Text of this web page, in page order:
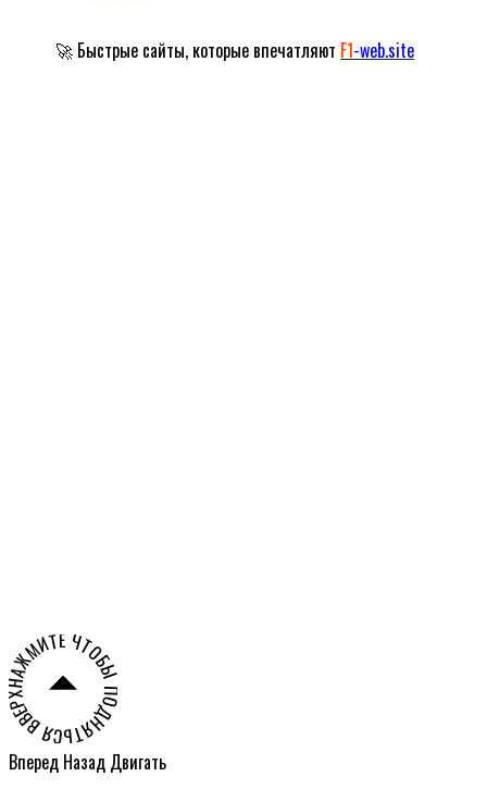
🚀 Быстрые сайты, которые впечатляют F1-web.site
НАЖМИТЕ ЧТОБЫ ПОДНЯТЬСЯ ВВЕРХ СТРАНИЦЫ ○
Вперед Назад Двигать